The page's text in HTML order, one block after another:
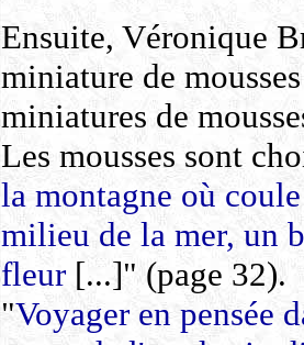
Ensuite, Véronique
miniature de
miniatures de
Les mousses sont
la montagne où
milieu de la mer, un
fleur [...]" (page 32).
"Voyager en pensée